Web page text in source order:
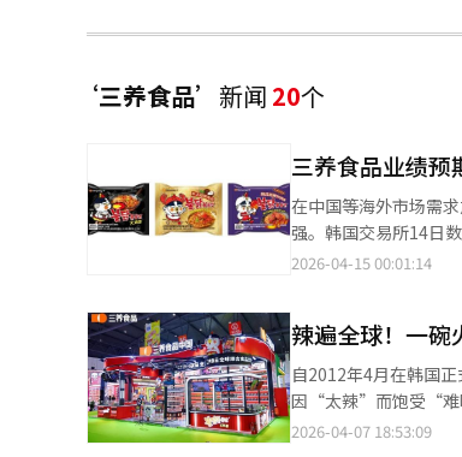
‘三养食品’ 新闻 20个
三养食品业绩预
在中国等海外市场需
强。韩国交易所14日
韩元，涨幅达4.2%。
同比增幅进一步扩大
经营策略来看，三养
务结构多元化；并加
务，以培育新的增长动能。 尽管国际油价高位运行带来原材料成本上行压力，但分析认为，方
的消费品，在全球市
2026-04-15 00:01:14
辣遍全球！一碗
自2012年4月在韩国
因“太辣”而饱受“难
火鸡面借助优兔（
2026-04-07 18:53:09